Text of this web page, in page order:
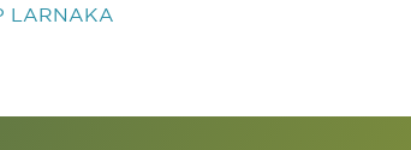
LARNAKA